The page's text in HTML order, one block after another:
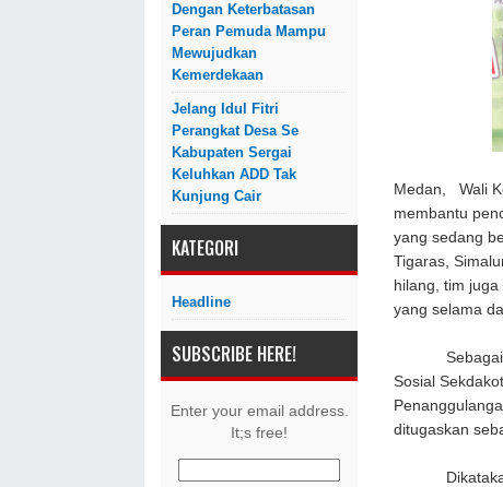
Dengan Keterbatasan
Peran Pemuda Mampu
Mewujudkan
Kemerdekaan
Jelang Idul Fitri
Perangkat Desa Se
Kabupaten Sergai
Keluhkan ADD Tak
Kunjung Cair
KATEGORI
Headline
SUBSCRIBE HERE!
Enter your email address.
It;s free!
Medan, Wali
membantu
yang sedang
Tigaras,
hilang, tim
yang selama
Sebagai
Sosial
ditugaskan
Dikatakan